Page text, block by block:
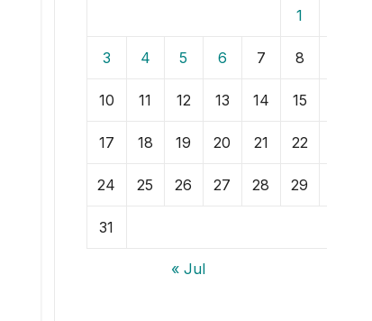
1
3 4 5 6 7 8
10 11 12 13 14 15
17 18 19 20 21 22
24 25 26 27 28 29
31
« Jul